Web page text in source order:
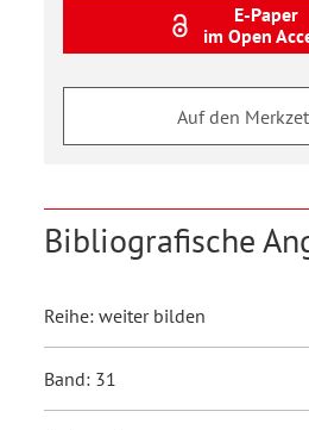
E-Paper
im Open
Auf den
Bibliografische
Reihe: weiter bilden
Band: 31